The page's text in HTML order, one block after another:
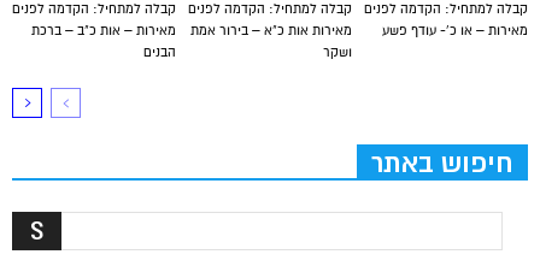
קבלה למתחיל: הקדמה לפנים
מאירות – אות כ"ב – ברכת
הבנים
קבלה למתחיל: הקדמה לפנים
מאירות אות כ"א – בירור אמת
ושקר
קבלה למתחיל: הקדמה לפנים
מאירות – או כ’- עודף פשע
חיפוש באתר